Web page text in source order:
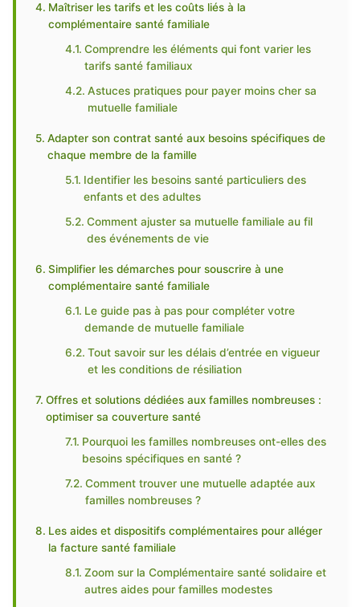
Maîtriser les tarifs et les coûts liés à la
complémentaire santé familiale
Comprendre les éléments qui font varier les
tarifs santé familiaux
Astuces pratiques pour payer moins cher sa
mutuelle familiale
Adapter son contrat santé aux besoins spécifiques de
chaque membre de la famille
Identifier les besoins santé particuliers des
enfants et des adultes
Comment ajuster sa mutuelle familiale au fil
des événements de vie
Simplifier les démarches pour souscrire à une
complémentaire santé familiale
Le guide pas à pas pour compléter votre
demande de mutuelle familiale
Tout savoir sur les délais d’entrée en vigueur
et les conditions de résiliation
Offres et solutions dédiées aux familles nombreuses :
optimiser sa couverture santé
Pourquoi les familles nombreuses ont-elles des
besoins spécifiques en santé ?
Comment trouver une mutuelle adaptée aux
familles nombreuses ?
Les aides et dispositifs complémentaires pour alléger
la facture santé familiale
Zoom sur la Complémentaire santé solidaire et
autres aides pour familles modestes